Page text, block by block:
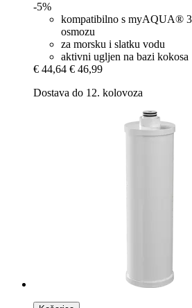
-5%
kompatibilno s myAQUA®
osmozu
za morsku i slatku vodu
aktivni ugljen na bazi kokosa
€ 44,64 € 46,99
Dostava do 12. kolovoza